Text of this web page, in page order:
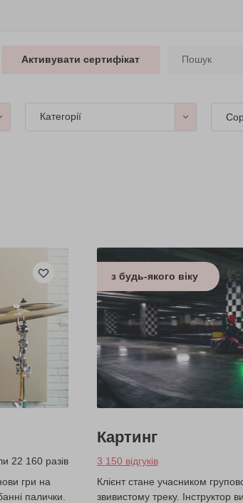
Активувати сертифікат
Категорії
22 160 разів
гри на
палички.
з будь-якого віку
Картинг
3 150 відгуків
Клієнт стане учасником
звивистому треку. Інструктор